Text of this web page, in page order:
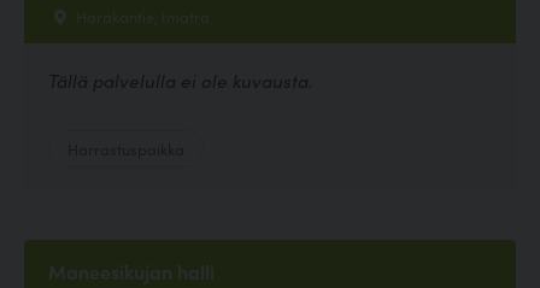
Harakantie, Imatra
Tällä palvelulla ei ole kuvausta.
Maneesikujan halli